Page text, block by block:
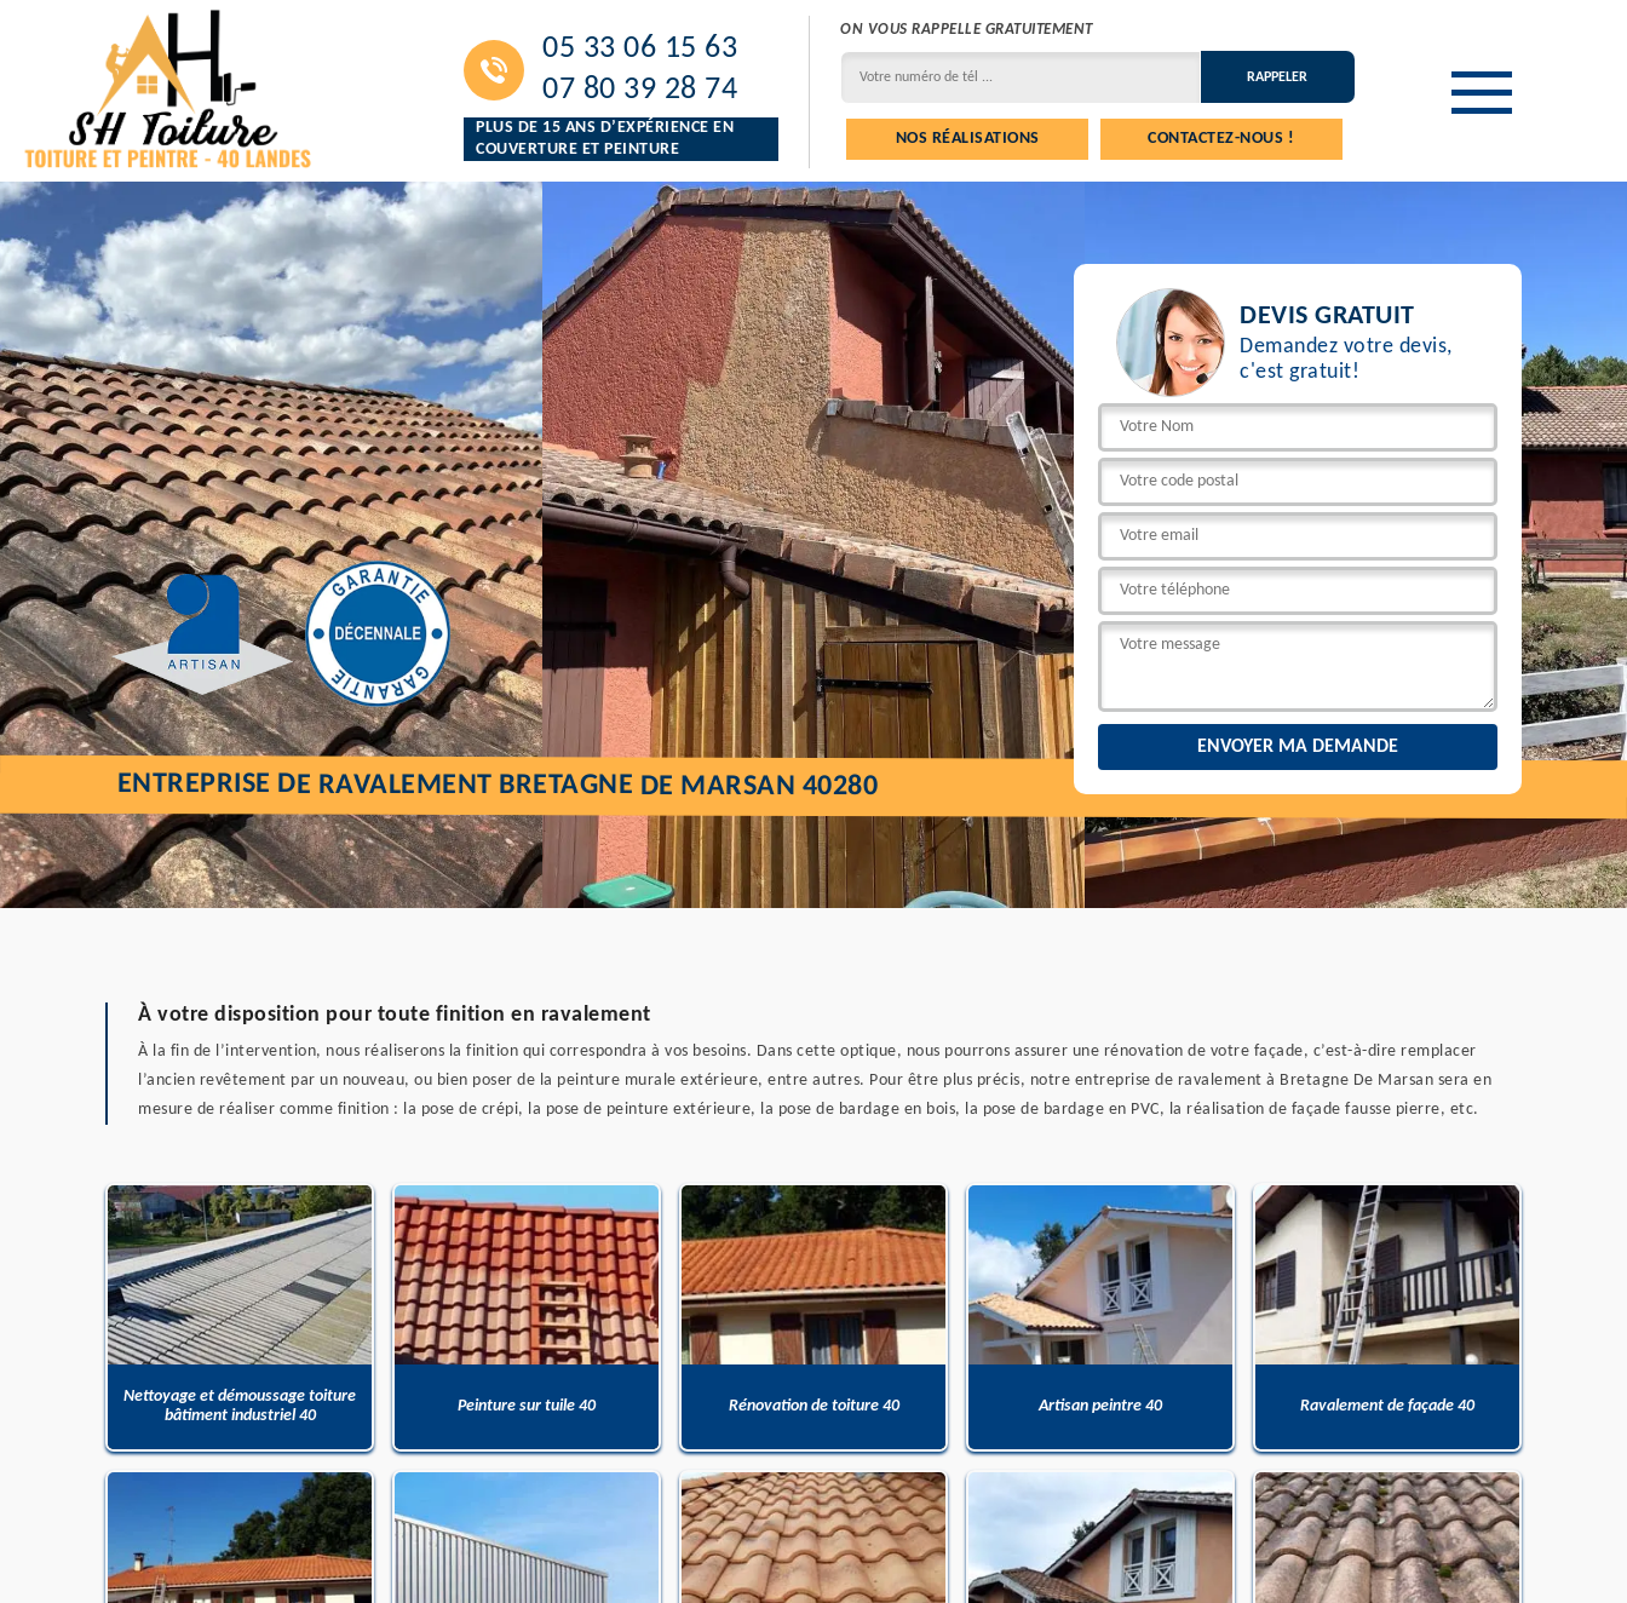
05 33 06 15 63
07 80 39 28 74
PLUS DE 15 ANS D’EXPÉRIENCE EN
COUVERTURE ET PEINTURE
ON VOUS RAPPELLE GRATUITEMENT
NOS RÉALISATIONS CONTACTEZ-NOUS !
DEVIS GRATUIT
Demandez votre devis,
c'est gratuit!
ENTREPRISE DE RAVALEMENT BRETAGNE DE MARSAN 40280
À votre disposition pour toute finition en ravalement
À la fin de l’intervention, nous réaliserons la finition qui correspondra à vos besoins. Dans cette optique, nous pourrons assurer une rénovation de votre façade, c’est-à-dire remplacer
l’ancien revêtement par un nouveau, ou bien poser de la peinture murale extérieure, entre autres. Pour être plus précis, notre entreprise de ravalement à Bretagne De Marsan sera en
mesure de réaliser comme finition : la pose de crépi, la pose de peinture extérieure, la pose de bardage en bois, la pose de bardage en PVC, la réalisation de façade fausse pierre, etc.
Nettoyage et démoussage toiture
bâtiment industriel 40
Peinture sur tuile 40 Rénovation de toiture 40 Artisan peintre 40 Ravalement de façade 40